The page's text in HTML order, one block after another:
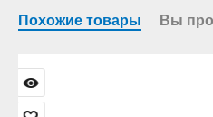
Похожие товары Вы